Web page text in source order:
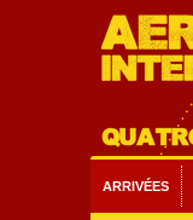
ARRIVÉES